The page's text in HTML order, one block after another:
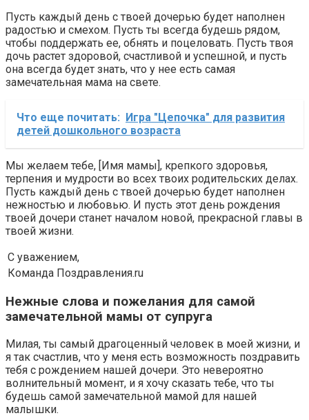
Пусть каждый день с твоей дочерью будет наполнен
радостью и смехом. Пусть ты всегда будешь рядом,
чтобы поддержать ее, обнять и поцеловать. Пусть твоя
дочь растет здоровой, счастливой и успешной, и пусть
она всегда будет знать, что у нее есть самая
замечательная мама на свете.
Что еще почитать: Игра "Цепочка" для развития
детей дошкольного возраста
Мы желаем тебе, [Имя мамы], крепкого здоровья,
терпения и мудрости во всех твоих родительских делах.
Пусть каждый день с твоей дочерью будет наполнен
нежностью и любовью. И пусть этот день рождения
твоей дочери станет началом новой, прекрасной главы в
твоей жизни.
С уважением,
Команда Поздравления.ru
Нежные слова и пожелания для самой
замечательной мамы от супруга
Милая, ты самый драгоценный человек в моей жизни, и
я так счастлив, что у меня есть возможность поздравить
тебя с рождением нашей дочери. Это невероятно
волнительный момент, и я хочу сказать тебе, что ты
будешь самой замечательной мамой для нашей
малышки.